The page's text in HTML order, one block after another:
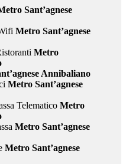
Sant’agnese
Metro Sant’agnese
Metro
Annibaliano
Metro Sant’agnese
TelematicoMetro
Metro Sant’agnese
Metro Sant’agnese